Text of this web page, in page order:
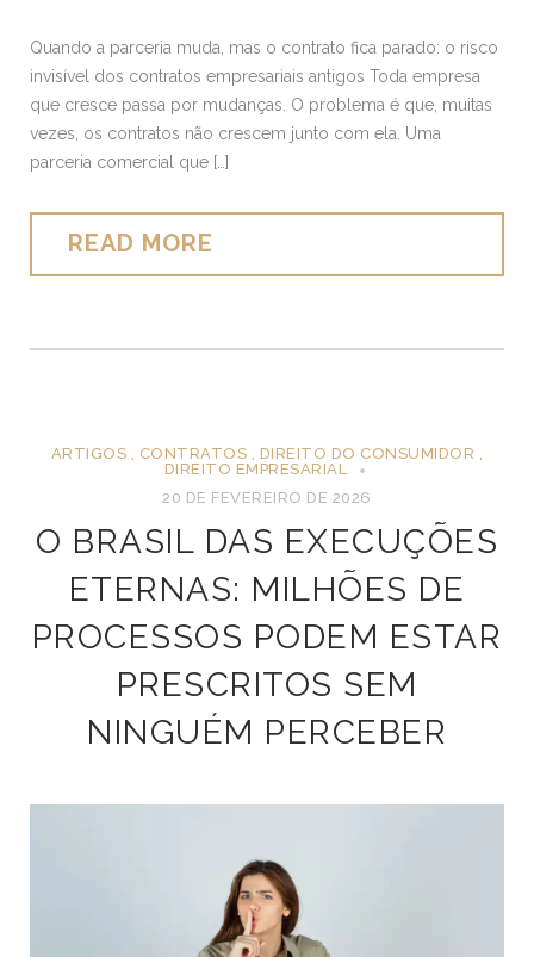
Quando a parceria muda, mas o contrato fica parado: o risco
invisível dos contratos empresariais antigos Toda empresa
que cresce passa por mudanças. O problema é que, muitas
vezes, os contratos não crescem junto com ela. Uma
parceria comercial que […]
READ MORE
ARTIGOS , CONTRATOS , DIREITO DO CONSUMIDOR ,
DIREITO EMPRESARIAL
20 DE FEVEREIRO DE 2026
O BRASIL DAS EXECUÇÕES
ETERNAS: MILHÕES DE
PROCESSOS PODEM ESTAR
PRESCRITOS SEM
NINGUÉM PERCEBER